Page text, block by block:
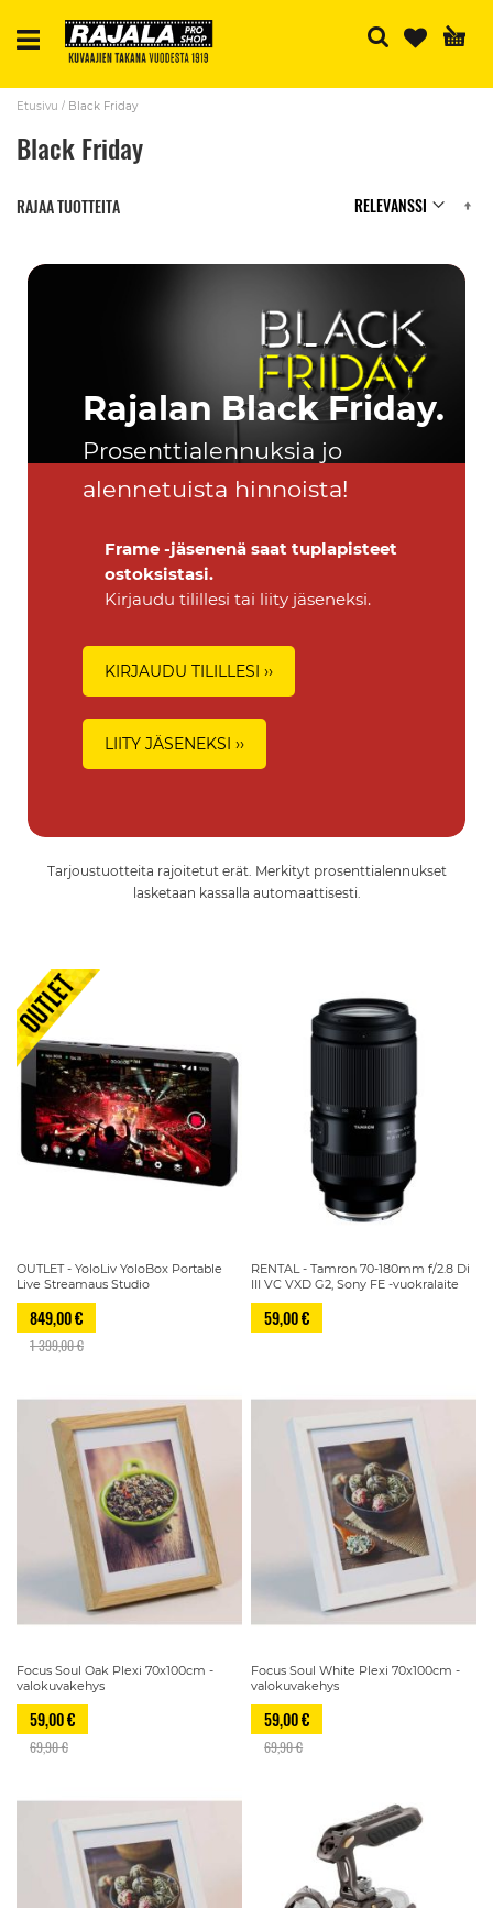
Etusivu Black Friday
Black Friday
Rajalan Black Friday.
Prosenttialennuksia jo
alennetuista hinnoista!
Frame -jäsenenä saat tuplapisteet
ostoksistasi.
Kirjaudu tilillesi tai liity jäseneksi.
KIRJAUDU TILILLESI ››
LIITY JÄSENEKSI ››
Tarjoustuotteita rajoitetut erät. Merkityt prosenttialennukset
lasketaan kassalla automaattisesti.
OUTLET - YoloLiv YoloBox Portable
Live Streamaus Studio
849,00 €
1 399,00 €
RENTAL - Tamron 70-180mm f/2.8 Di
III VC VXD G2, Sony FE -vuokralaite
59,00 €
Focus Soul Oak Plexi 70x100cm -
valokuvakehys
59,00 €
69,90 €
Focus Soul White Plexi 70x100cm -
valokuvakehys
59,00 €
69,90 €
RAJAA TUOTTEITA